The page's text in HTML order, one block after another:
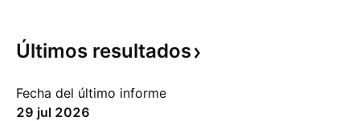
Últimos resultados
Fecha del último informe
29 jul 2026